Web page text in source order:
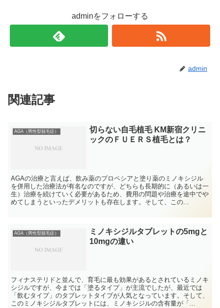
adminをフォローする
admin
関連記事
AGA（男性型脱毛症）
切らない自毛植毛 KM新宿クリニ
ックのＦＵＥＲＳ植毛とは？
AGAの治療と言えば、飲み薬のプロペシアと塗り薬のミノキシジル
を併用した治療法が有名なのですが、どちらも長期的に（あるいは一
生）治療を続けていく必要があるため、費用の問題や治療を途中でや
めてしまうといったデメリットも存在します。そして、この...
AGA（男性型脱毛症）
ミノキシジルタブレットの5mgと
10mgの違い
フィナステリドと並んで、育毛に最も効果があるとされているミノキ
シジルですが、今までは「塗るタイプ」が主流でしたが、最近では
「飲むタイプ」のタブレットタイプが人気となっています。そして、
このミノキシジルタブレットには、ミノキシジルの含有量が「...